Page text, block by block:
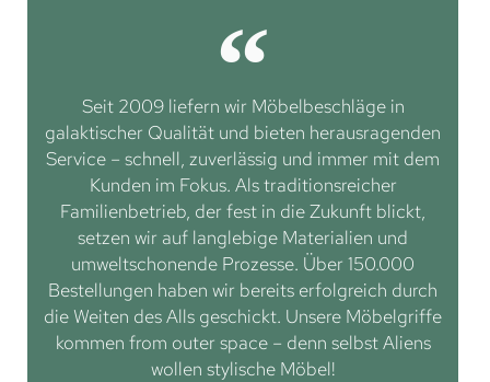
Seit 2009 liefern wir Möbelbeschläge in
galaktischer Qualität und bieten herausragenden
Service – schnell, zuverlässig und immer mit dem
Kunden im Fokus. Als traditionsreicher
Familienbetrieb, der fest in die Zukunft blickt,
setzen wir auf langlebige Materialien und
umweltschonende Prozesse. Über 150.000
Bestellungen haben wir bereits erfolgreich durch
die Weiten des Alls geschickt. Unsere Möbelgriffe
kommen from outer space – denn selbst Aliens
wollen stylische Möbel!